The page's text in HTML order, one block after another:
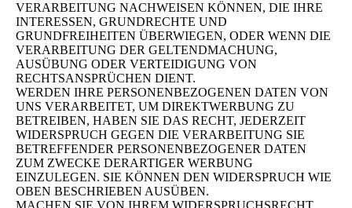
VERARBEITUNG NACHWEISEN KÖNNEN, DIE IHRE
INTERESSEN, GRUNDRECHTE UND
GRUNDFREIHEITEN ÜBERWIEGEN, ODER WENN DIE
VERARBEITUNG DER GELTENDMACHUNG,
AUSÜBUNG ODER VERTEIDIGUNG VON
RECHTSANSPRÜCHEN DIENT.
WERDEN IHRE PERSONENBEZOGENEN DATEN VON
UNS VERARBEITET, UM DIREKTWERBUNG ZU
BETREIBEN, HABEN SIE DAS RECHT, JEDERZEIT
WIDERSPRUCH GEGEN DIE VERARBEITUNG SIE
BETREFFENDER PERSONENBEZOGENER DATEN
ZUM ZWECKE DERARTIGER WERBUNG
EINZULEGEN. SIE KÖNNEN DEN WIDERSPRUCH WIE
OBEN BESCHRIEBEN AUSÜBEN.
MACHEN SIE VON IHREM WIDERSPRUCHSRECHT